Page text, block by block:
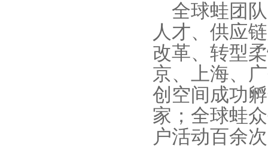
全球蛙团
人才、供应
改革、转型
京、上海、
创空间成功
家；全球蛙
户活动百余